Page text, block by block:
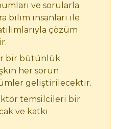
ve sorularla
bilim insanları ile
çözüm
bir bütünlük
her sorun
geliştirilecektir.
temsilcileri bir
ve katkı